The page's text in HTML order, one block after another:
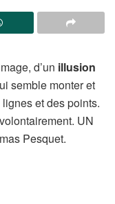
d’un illusion
semble monter et
et des points.
UN
Pesquet.